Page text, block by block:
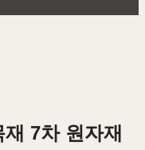
7차 원자재